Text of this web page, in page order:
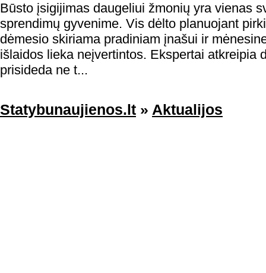
Būsto įsigijimas daugeliui žmonių yra vienas
sprendimų gyvenime. Vis dėlto planuojant
dėmesio skiriama pradiniam įnašui ir
išlaidos lieka neįvertintos. Ekspertai atkreipia
prisideda ne t...
Statybunaujienos.lt » Aktualijos